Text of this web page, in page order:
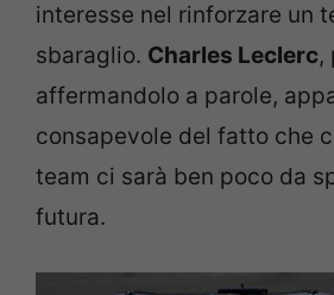
interesse nel rinforzare un
sbaraglio. Charles Leclerc,
affermandolo a parole,
consapevole del fatto che
team ci sarà ben poco da
futura.